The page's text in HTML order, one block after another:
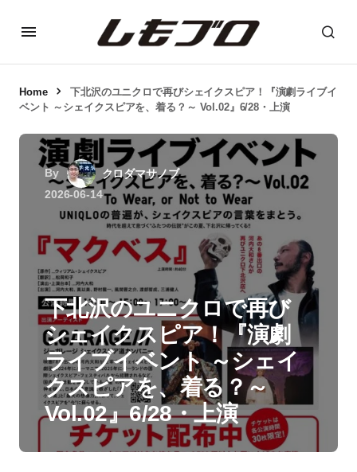
Home
下北沢のユニクロで再びシェイクスピア！『演劇ライブイ
ベント ～シェイクスピアを、着る？～ Vol.02』6/28・上演
By
クロダマサノブ
2026-06-14
下北沢のユニクロで再び
シェイクスピア！『演劇
ライブイベント ～シェイ
クスピアを、着る？～
Vol.02』6/28・上演